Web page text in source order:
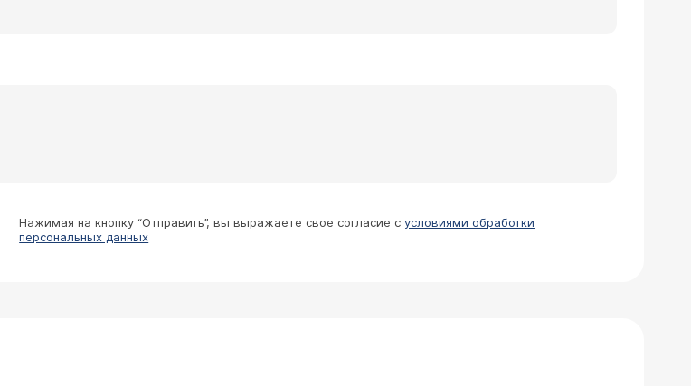
Нажимая на кнопку “Отправить”, вы выражаете свое согласие сусловиями обработки
персональных данных